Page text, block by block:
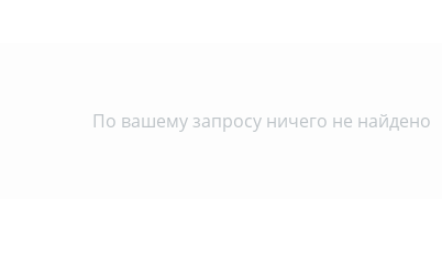
По вашему запросу ничего не найдено